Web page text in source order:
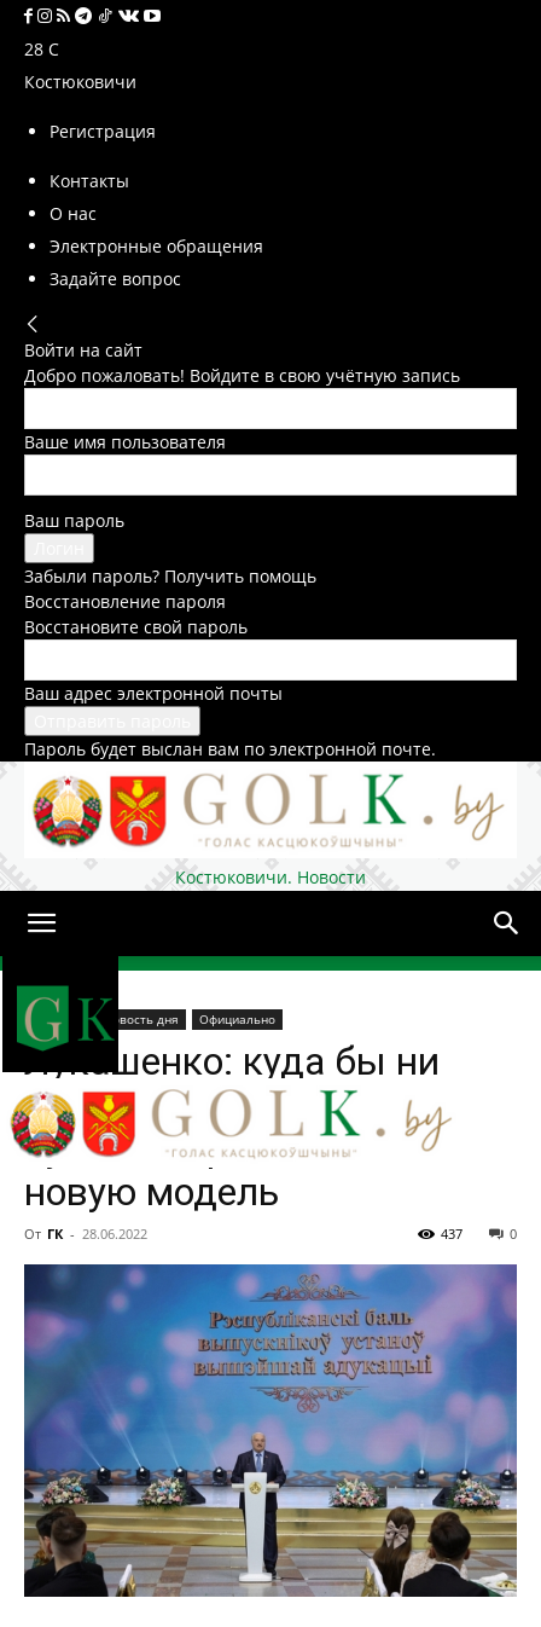
28 C
Костюковичи
Регистрация
Контакты
О нас
Электронные обращения
Задайте вопрос
Войти на сайт
Добро пожаловать! Войдите в свою учётную запись
Ваше имя пользователя
Ваш пароль
Забыли пароль? Получить помощь
Восстановление пароля
Восстановите свой пароль
Ваш адрес электронной почты
Пароль будет выслан вам по электронной почте.
Костюковичи. Новости
Домой
В стране Новость дня Официально
Лукашенко: куда бы ни
качнуло мир, Беларуси
нужно встроиться в его
новую модель
От ГК - 28.06.2022 0
437